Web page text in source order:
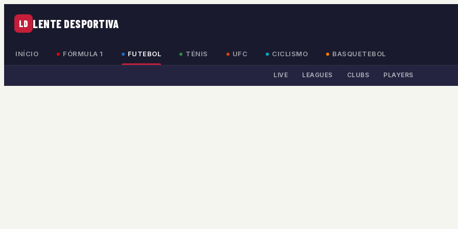
LD LENTE DESPORTIVA
INÍCIO FÓRMULA 1 FUTEBOL TÉNIS UFC CICLISMO BASQUETEBOL
LIVE LEAGUES CLUBS PLAYERS